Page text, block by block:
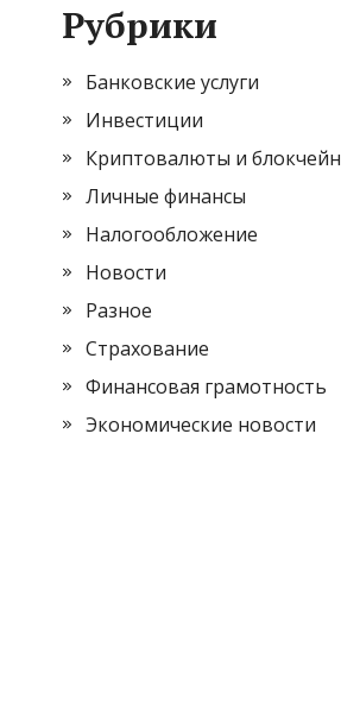
Рубрики
Банковские услуги
Инвестиции
Криптовалюты и блокчейн
Личные финансы
Налогообложение
Новости
Разное
Страхование
Финансовая грамотность
Экономические новости